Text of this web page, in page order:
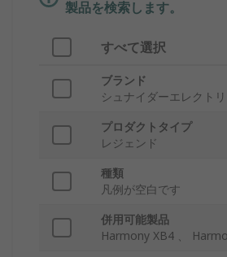
製品を検索します。
すべて選択
ブランド
シュナイダーエレクト
プロダクトタイプ
レジェンド
種類
凡例が空白です
併用可能製品
Harmony XB4 、